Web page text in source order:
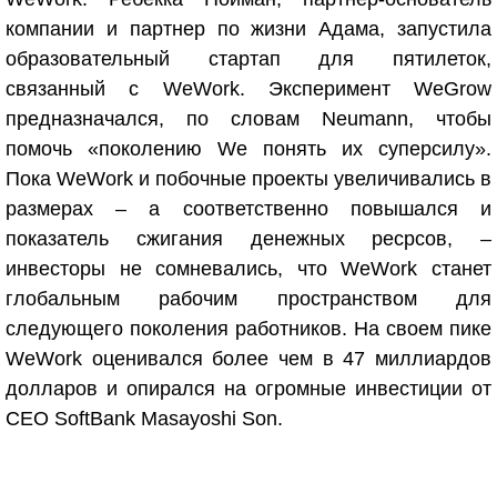
компании и партнер по жизни Адама, запустила
образовательный стартап для пятилеток,
связанный с WeWork. Эксперимент WeGrow
предназначался, по словам Neumann, чтобы
помочь «поколению We понять их суперсилу».
Пока WeWork и побочные проекты увеличивались в
размерах – а соответственно повышался и
показатель сжигания денежных ресрсов, –
инвесторы не сомневались, что WeWork станет
глобальным рабочим пространством для
следующего поколения работников. На своем пике
WeWork оценивался более чем в 47 миллиардов
долларов и опирался на огромные инвестиции от
CEO SoftBank Masayoshi Son.